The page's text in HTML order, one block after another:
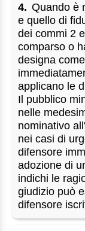
4. Quando è
e quello di
dei commi 2
comparso o
designa
applicano le
Il pubblico
nelle
nominativo
nei casi di
difensore
adozione di
indichi le
giudizio può
difensore